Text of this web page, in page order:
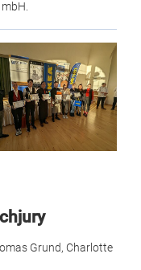
Grund, Charlotte